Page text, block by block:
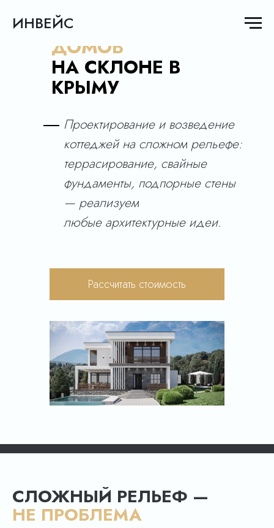
ИНВЕЙССТРОИТЕЛЬСТВО
ДОМОВ
НА СКЛОНЕ В
КРЫМУ
Рассчитать стоимость
Проектирование и возведение
коттеджей на сложном рельефе:
террасирование, свайные
фундаменты, подпорные стены
— реализуем
любые архитектурные идеи.
СЛОЖНЫЙ РЕЛЬЕФ —
НЕ ПРОБЛЕМА
ИНВЕЙС